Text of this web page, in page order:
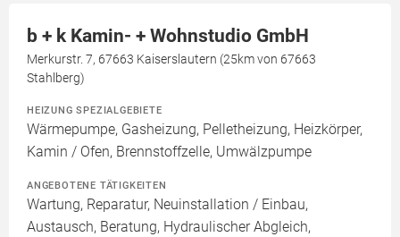
b + k Kamin- + Wohnstudio GmbH
Merkurstr. 7, 67663 Kaiserslautern (25km von 67663
Stahlberg)
HEIZUNG SPEZIALGEBIETE
Wärmepumpe, Gasheizung, Pelletheizung, Heizkörper,
Kamin / Ofen, Brennstoffzelle, Umwälzpumpe
ANGEBOTENE TÄTIGKEITEN
Wartung, Reparatur, Neuinstallation / Einbau,
Austausch, Beratung, Hydraulischer Abgleich,